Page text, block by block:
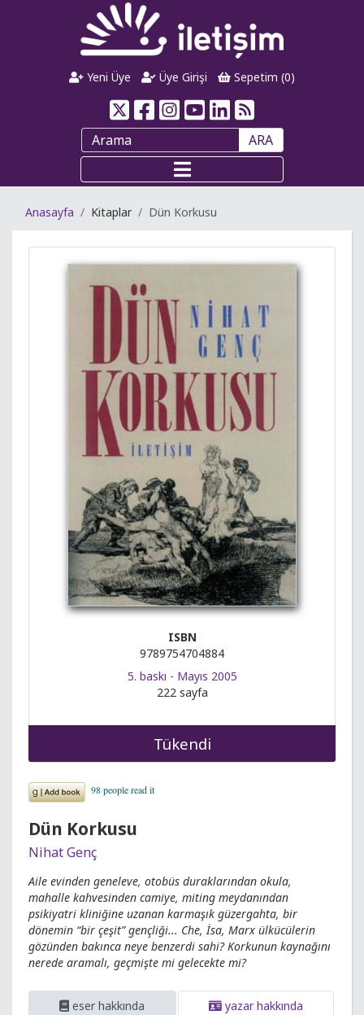
Yeni Üye Üye Girişi Sepetim (0)
ARA
Anasayfa Kitaplar Dün Korkusu
ISBN
9789754704884
5. baskı - Mayıs 2005
222 sayfa
Tükendi
Dün Korkusu
Nihat Genç
Aile evinden geneleve, otobüs duraklarından okula,
mahalle kahvesinden camiye, miting meydanından
psikiyatri kliniğine uzanan karmaşık güzergahta, bir
dönemin “bir çeşit” gençliği... Che, İsa, Marx ülkücülerin
gözünden bakınca neye benzerdi sahi? Korkunun kaynağını
nerede aramalı, geçmişte mi gelecekte mi?
eser hakkında
yazar hakkında